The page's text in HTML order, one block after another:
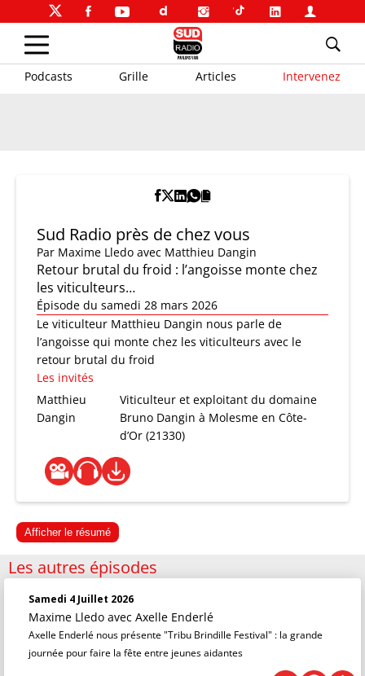
Podcasts Grille Articles Intervenez
Sud Radio près de chez vous
Par Maxime Lledo avec Matthieu Dangin
Retour brutal du froid : l’angoisse monte chez
les viticulteurs…
Épisode du samedi 28 mars 2026
Le viticulteur Matthieu Dangin nous parle de
l’angoisse qui monte chez les viticulteurs avec le
retour brutal du froid
Les invités
Matthieu
Dangin
Viticulteur et exploitant du domaine
Bruno Dangin à Molesme en Côte-
d’Or (21330)
Afficher le résumé
Les autres épisodes
Samedi 4 Juillet 2026
Maxime Lledo avec Axelle Enderlé
Axelle Enderlé nous présente "Tribu Brindille Festival" : la grande
journée pour faire la fête entre jeunes aidantes